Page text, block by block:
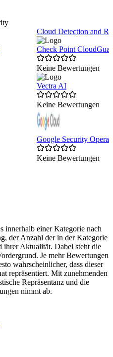
Cloud Detection and
Check Point
Keine Bewertungen
Vectra AI
Keine Bewertungen
Google Security
Keine Bewertungen
innerhalb einer Kategorie nach
der Anzahl der in der Kategorie
Aktualität. Dabei steht die
Je mehr Bewertungen
wahrscheinlicher, dass dieser
repräsentiert. Mit zunehmenden
Repräsentanz und die
nimmt ab.